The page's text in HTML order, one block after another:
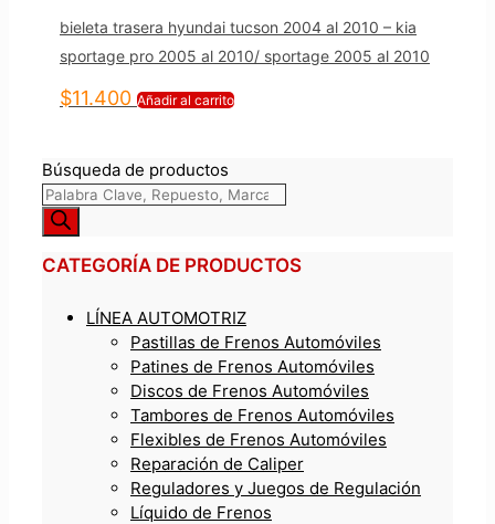
bieleta trasera hyundai tucson 2004 al 2010 – kia
sportage pro 2005 al 2010/ sportage 2005 al 2010
$11.400 Añadir al carrito
Búsqueda de productos
CATEGORÍA DE PRODUCTOS
LÍNEA AUTOMOTRIZ
Pastillas de Frenos Automóviles
Patines de Frenos Automóviles
Discos de Frenos Automóviles
Tambores de Frenos Automóviles
Flexibles de Frenos Automóviles
Reparación de Caliper
Reguladores y Juegos de Regulación
Líquido de Frenos